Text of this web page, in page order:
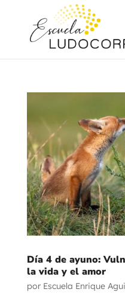
Día 4 de ayuno:
la vida y el amor
por Escuela Enrique